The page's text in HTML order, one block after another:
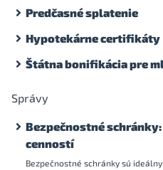
Predčasné splatenie
Hypotekárne certifikáty
Štátna bonifikácia pre
Správy
Bezpečnostné
cenností
Bezpečnostné schránky sú